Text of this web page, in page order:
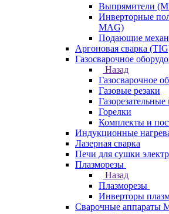
Выпрямители
Инверторные
MAG)
Подающие
Аргоновая сварка
Газосварочное
Назад
Газосварочное
Газовые резаки
Горелки
Комплекты и
Индукционные
Лазерная сварка
Печи для сушки
Плазморезы
Назад
Плазморезы
Инверторы
Сварочные аппараты